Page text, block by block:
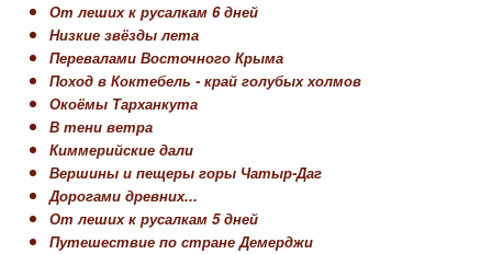
От леших к русалкам 6 дней
Низкие звёзды лета
Перевалами Восточного Крыма
Поход в Коктебель - край голубых холмов
Окоёмы Тарханкута
В тени ветра
Киммерийские дали
Вершины и пещеры горы Чатыр-Даг
Дорогами древних...
От леших к русалкам 5 дней
Путешествие по стране Демерджи